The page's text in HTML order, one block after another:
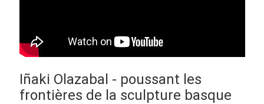
Iñaki Olazabal - poussant les
frontières de la sculpture basque